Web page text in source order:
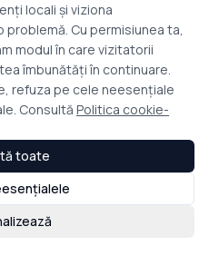
locali și viziona
Cu permisiunea ta,
modul în care vizitatorii
îmbunătăți în continuare.
refuza pe cele neesențiale
Consultă Politica cookie-
toate